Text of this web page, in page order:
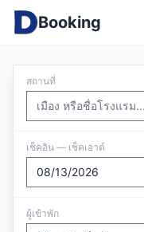
Booking
สถานที่
เช็คอิน — เช็คเอาต์
ผู้เข้าพัก